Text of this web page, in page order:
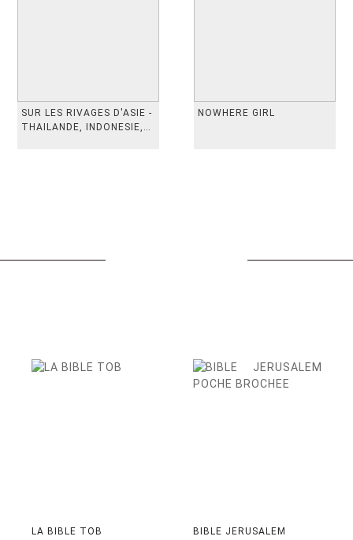
SUR LES RIVAGES D'ASIE -
THAILANDE, INDONESIE,
NOWHERE GIRL
LA BIBLE TOB
BIBLE JERUSALEM